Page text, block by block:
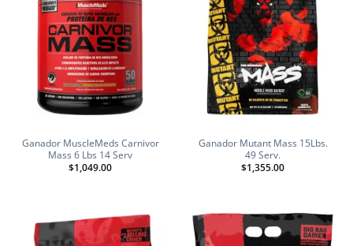
Ganador MuscleMeds Carnivor
Mass 6 Lbs 14 Serv
$1,049.00
Ganador Mutant Mass 15Lbs.
49 Serv.
$1,355.00